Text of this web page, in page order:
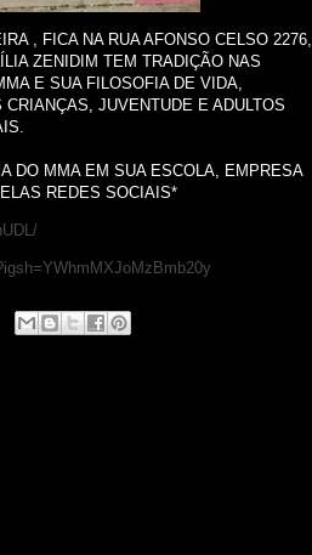
, FICA NA RUA AFONSO CELSO 2276,
ZENIDIM TEM TRADIÇÃO NAS
E SUA FILOSOFIA DE VIDA,
JUVENTUDE E ADULTOS
DO MMA EM SUA ESCOLA, EMPRESA
REDES SOCIAIS*